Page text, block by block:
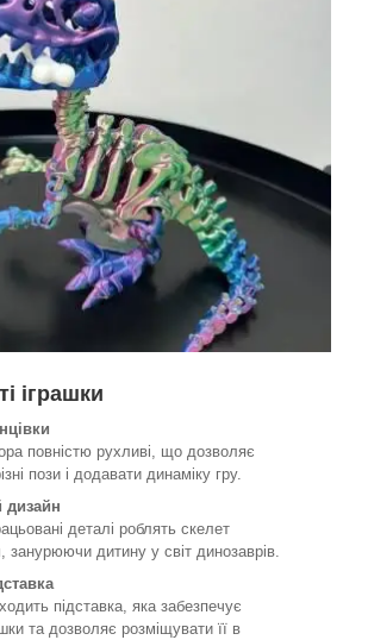
іграшки
повністю рухливі, що дозволяє
пози і додавати динаміку гру.
дизайн
деталі роблять скелет
занурюючи дитину у світ динозаврів.
підставка, яка забезпечує
та дозволяє розміщувати її в